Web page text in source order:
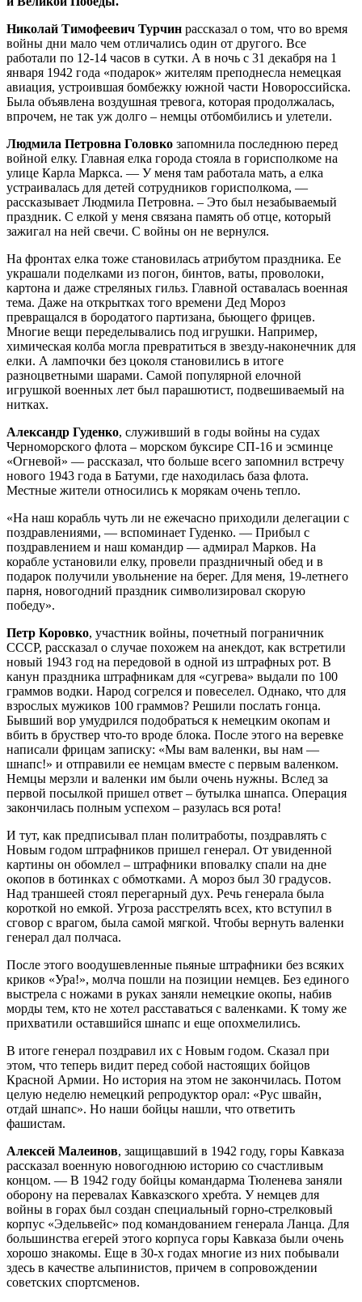
Николай Тимофеевич Турчин рассказал о том, что во время
войны дни мало чем отличались один от другого. Все
работали по 12-14 часов в сутки. А в ночь с 31 декабря на 1
января 1942 года «подарок» жителям преподнесла немецкая
авиация, устроившая бомбежку южной части Новороссийска.
Была объявлена воздушная тревога, которая продолжалась,
впрочем, не так уж долго – немцы отбомбились и улетели.
Людмила Петровна Головко запомнила последнюю перед
войной елку. Главная елка города стояла в горисполкоме на
улице Карла Маркса. — У меня там работала мать, а елка
устраивалась для детей сотрудников горисполкома, —
рассказывает Людмила Петровна. – Это был незабываемый
праздник. С елкой у меня связана память об отце, который
зажигал на ней свечи. С войны он не вернулся.
На фронтах елка тоже становилась атрибутом праздника. Ее
украшали поделками из погон, бинтов, ваты, проволоки,
картона и даже стреляных гильз. Главной оставалась военная
тема. Даже на открытках того времени Дед Мороз
превращался в бородатого партизана, бьющего фрицев.
Многие вещи переделывались под игрушки. Например,
химическая колба могла превратиться в звезду-наконечник для
елки. А лампочки без цоколя становились в итоге
разноцветными шарами. Самой популярной елочной
игрушкой военных лет был парашютист, подвешиваемый на
нитках.
Александр Гуденко, служивший в годы войны на судах
Черноморского флота – морском буксире СП-16 и эсминце
«Огневой» — рассказал, что больше всего запомнил встречу
нового 1943 года в Батуми, где находилась база флота.
Местные жители относились к морякам очень тепло.
«На наш корабль чуть ли не ежечасно приходили делегации с
поздравлениями, — вспоминает Гуденко. — Прибыл с
поздравлением и наш командир — адмирал Марков. На
корабле установили елку, провели праздничный обед и в
подарок получили увольнение на берег. Для меня, 19-летнего
парня, новогодний праздник символизировал скорую
победу».
Петр Коровкo, участник войны, почетный пограничник
СССР, рассказал о случае похожем на анекдот, как встретили
новый 1943 год на передовой в одной из штрафных рот. В
канун праздника штрафникам для «сугрева» выдали по 100
граммов водки. Народ согрелся и повеселел. Однако, что для
взрослых мужиков 100 граммов? Решили послать гонца.
Бывший вор умудрился подобраться к немецким окопам и
вбить в бруствер что-то вроде блока. После этого на веревке
написали фрицам записку: «Мы вам валенки, вы нам —
шнапс!» и отправили ее немцам вместе с первым валенком.
Немцы мерзли и валенки им были очень нужны. Вслед за
первой посылкой пришел ответ – бутылка шнапса. Операция
закончилась полным успехом – разулась вся рота!
И тут, как предписывал план политработы, поздравлять с
Новым годом штрафников пришел генерал. От увиденной
картины он обомлел – штрафники вповалку спали на дне
окопов в ботинках с обмотками. А мороз был 30 градусов.
Над траншеей стоял перегарный дух. Речь генерала была
короткой но емкой. Угроза расстрелять всех, кто вступил в
сговор с врагом, была самой мягкой. Чтобы вернуть валенки
генерал дал полчаса.
После этого воодушевленные пьяные штрафники без всяких
криков «Ура!», молча пошли на позиции немцев. Без единого
выстрела с ножами в руках заняли немецкие окопы, набив
морды тем, кто не хотел расставаться с валенками. К тому же
прихватили оставшийся шнапс и еще опохмелились.
В итоге генерал поздравил их с Новым годом. Сказал при
этом, что теперь видит перед собой настоящих бойцов
Красной Армии. Но история на этом не закончилась. Потом
целую неделю немецкий репродуктор орал: «Рус швайн,
отдай шнапс». Но наши бойцы нашли, что ответить
фашистам.
Алексей Малеинов, защищавший в 1942 году, горы Кавказа
рассказал военную новогоднюю историю со счастливым
концом. — В 1942 году бойцы командарма Тюленева заняли
оборону на перевалах Кавказского хребта. У немцев для
войны в горах был создан специальный горно-стрелковый
корпус «Эдельвейс» под командованием генерала Ланца. Для
большинства егерей этого корпуса горы Кавказа были очень
хорошо знакомы. Еще в 30-х годах многие из них побывали
здесь в качестве альпинистов, причем в сопровождении
советских спортсменов.